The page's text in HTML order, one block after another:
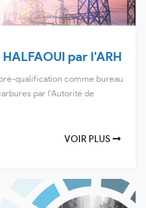
par l'ARH
qualification comme bureau
par l'Autorité de
VOIR PLUS